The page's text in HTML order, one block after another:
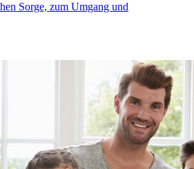
Sorge, zum Umgang und